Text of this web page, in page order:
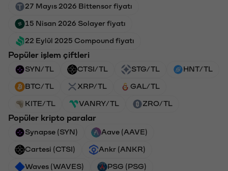
27 Mayıs 2026 Bittensor fiyatı
15 Nisan 2026 Solayer fiyatı
22 Eylül 2025 Compound fiyatı
Popüler işlem çiftleri
SYN/TL CTSI/TL STG/TL HNT/TL
BTC/TL XRP/TL GAL/TL
KITE/TL VANRY/TL ZRO/TL
Popüler kripto paralar
Synapse (SYN) Aave (AAVE)
Cartesi (CTSI) Ankr (ANKR)
Waves (WAVES) PSG (PSG)